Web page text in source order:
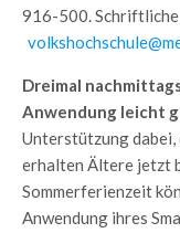
916-500. Schriftliche
Dreimal
Anwendung leicht
Unterstützung dabei,
erhalten Ältere jetzt
Sommerferienzeit
Anwendung ihres